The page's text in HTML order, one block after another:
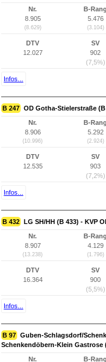
Nr.
8.905
(8.629)
B-Rang
5.476
(3.104)
DTV
12.027
SV
902
(7,5%)
Infos...
B 247 OD Gotha-Stielerstraße
Nr.
8.906
(10.996)
B-Rang
5.292
(2.924)
DTV
12.535
SV
903
(7,2%)
Infos...
B 432 LG SH/HH (B 433) - KVP
Nr.
8.907
(13.238)
B-Rang
4.129
(1.796)
DTV
16.364
SV
900
(5,5%)
Infos...
B 97 Guben-Schlagsdorf/
Schenkendöbern-Klein Gastrose
Nr.
B-Rang